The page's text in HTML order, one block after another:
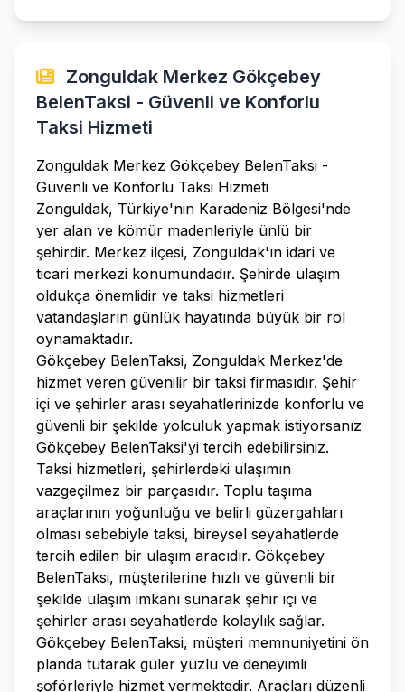
Zonguldak Merkez Gökçebey
BelenTaksi - Güvenli ve Konforlu
Taksi Hizmeti
Zonguldak Merkez Gökçebey BelenTaksi -
Güvenli ve Konforlu Taksi Hizmeti
Zonguldak, Türkiye'nin Karadeniz Bölgesi'nde
yer alan ve kömür madenleriyle ünlü bir
şehirdir. Merkez ilçesi, Zonguldak'ın idari ve
ticari merkezi konumundadır. Şehirde ulaşım
oldukça önemlidir ve taksi hizmetleri
vatandaşların günlük hayatında büyük bir rol
oynamaktadır.
Gökçebey BelenTaksi, Zonguldak Merkez'de
hizmet veren güvenilir bir taksi firmasıdır. Şehir
içi ve şehirler arası seyahatlerinizde konforlu ve
güvenli bir şekilde yolculuk yapmak istiyorsanız
Gökçebey BelenTaksi'yi tercih edebilirsiniz.
Taksi hizmetleri, şehirlerdeki ulaşımın
vazgeçilmez bir parçasıdır. Toplu taşıma
araçlarının yoğunluğu ve belirli güzergahları
olması sebebiyle taksi, bireysel seyahatlerde
tercih edilen bir ulaşım aracıdır. Gökçebey
BelenTaksi, müşterilerine hızlı ve güvenli bir
şekilde ulaşım imkanı sunarak şehir içi ve
şehirler arası seyahatlerde kolaylık sağlar.
Gökçebey BelenTaksi, müşteri memnuniyetini ön
planda tutarak güler yüzlü ve deneyimli
şoförleriyle hizmet vermektedir. Araçları düzenli